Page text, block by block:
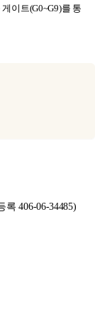
이트(G0~G9)를 통
406-06-34485)